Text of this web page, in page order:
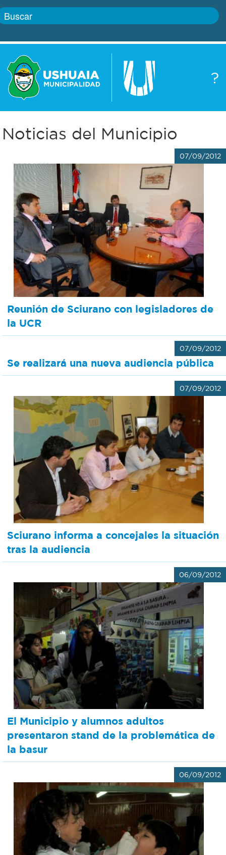
?
Boletín
Autoridades
Defensa
civil
Zoonosis
Bromatología
Rentas
Municipal
Mi
Boleto
estudiantil
Recorrido
colectivos
Recarga
SUBE
Gobierno
Trámites
Transparencia
Actualidad
Correo
Personal
municipal
Noticias del Municipio
07/09/2012
Reunión de Sciurano con legisladores de
la UCR
07/09/2012
Se realizará una nueva audiencia pública
07/09/2012
Sciurano informa a concejales la situación
tras la audiencia
06/09/2012
El Municipio y alumnos adultos
presentaron stand de la problemática de
la basur
06/09/2012